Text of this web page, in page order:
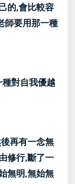
的,會比較容
師要用那一種
對自我優越
再有一念無
修行,斷了一
無明,無始無